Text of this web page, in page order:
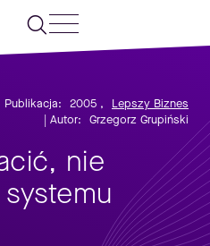
Publikacja: 2005 ,
Lepszy Biznes
| Autor: Grzegorz Grupiński
nie